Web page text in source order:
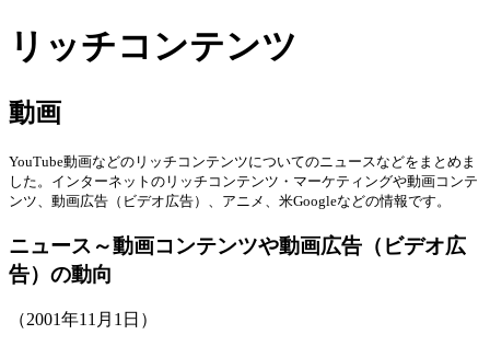
リッチコンテンツ
動画
YouTube動画などのリッチコンテンツについてのニュースなどをまとめま
した。インターネットのリッチコンテンツ・マーケティングや動画コンテ
ンツ、動画広告（ビデオ広告）、アニメ、米Googleなどの情報です。
ニュース～動画コンテンツや動画広告（ビデオ広
告）の動向
（2001年11月1日）